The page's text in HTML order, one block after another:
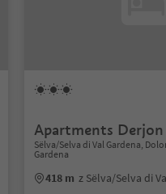
Apartments Derjon
Sëlva/Selva di Val Gardena,
Gardena
418 m z Sëlva/Selva di